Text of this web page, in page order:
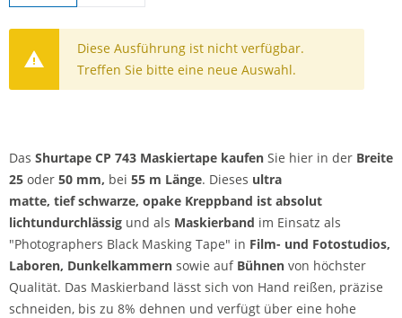
Diese Ausführung ist nicht verfügbar.
Treffen Sie bitte eine neue Auswahl.
Das Shurtape CP 743 Maskiertape kaufen Sie hier in der Breite
25 oder 50 mm, bei 55 m Länge. Dieses ultra
matte, tief schwarze, opake Kreppband ist absolut
lichtundurchlässig und als Maskierband im Einsatz als
"Photographers Black Masking Tape" in Film- und Fotostudios,
Laboren, Dunkelkammern sowie auf Bühnen von höchster
Qualität. Das Maskierband lässt sich von Hand reißen, präzise
schneiden, bis zu 8% dehnen und verfügt über eine hohe